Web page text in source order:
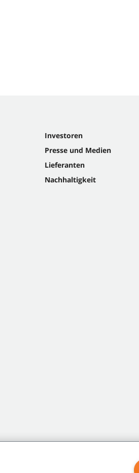
Investoren
Presse und Medien
Lieferanten
Nachhaltigkeit